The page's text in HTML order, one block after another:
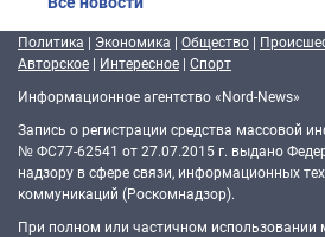
Политика | Экономика | Общество |
Авторское | Интересное | Спорт
Информационное агентство «Nord-News»
Запись о регистрации средства массовой
№ ФС77-62541 от 27.07.2015 г. выдано
надзору в сфере связи, информационных
коммуникаций (Роскомнадзор).
При полном или частичном использовании